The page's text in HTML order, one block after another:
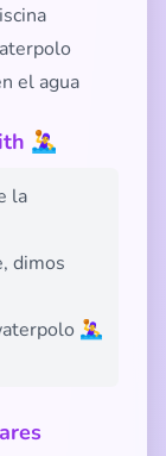
el agua
🤽‍♀️
la
dimos
🤽‍♀️